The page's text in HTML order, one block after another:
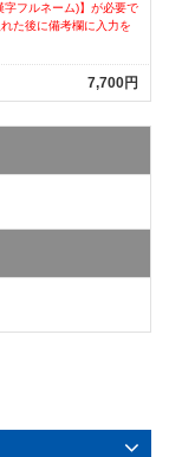
フルネーム)】が必要で
た後に備考欄に入力を
7,700円